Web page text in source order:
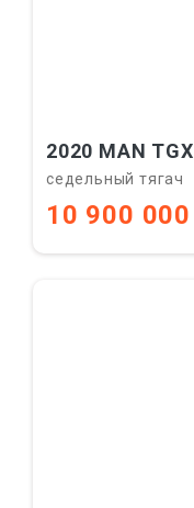
2020 MAN TGX
седельный тягач
10 900 000